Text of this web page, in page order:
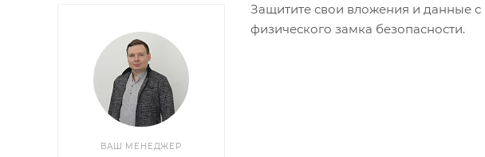
Защитите свои вложения и данные
физического замка безопасности.
ВАШ МЕНЕДЖЕР